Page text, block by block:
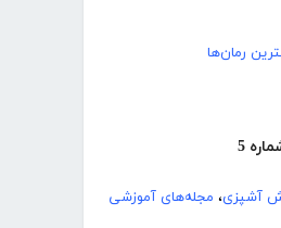
رمان‌ها
5
آشپزی، مجله‌های آموزشی